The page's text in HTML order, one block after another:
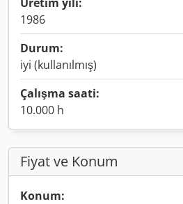
1986
Durum:
iyi (kullanılmış)
Çalışma saati:
10.000 h
Fiyat ve Konum
Konum: